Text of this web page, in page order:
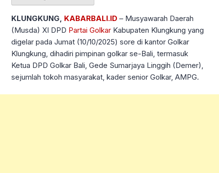
KLUNGKUNG, KABARBALI.ID – Musyawarah Daerah
(Musda) XI DPD Partai Golkar Kabupaten Klungkung yang
digelar pada Jumat (10/10/2025) sore di kantor Golkar
Klungkung, dihadiri pimpinan golkar se-Bali, termasuk
Ketua DPD Golkar Bali, Gede Sumarjaya Linggih (Demer),
sejumlah tokoh masyarakat, kader senior Golkar, AMPG.